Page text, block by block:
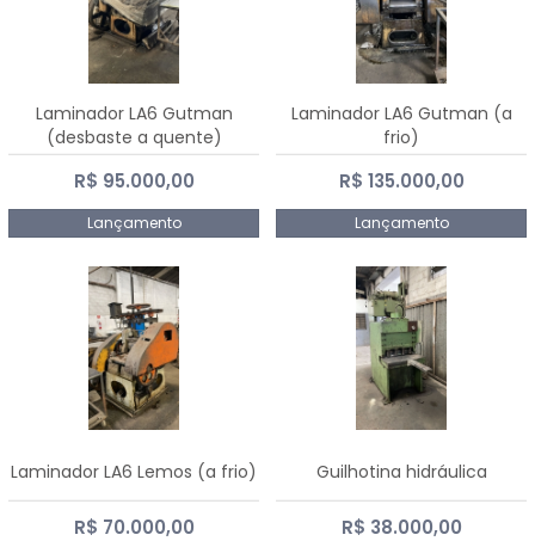
Laminador LA6 Gutman
(desbaste a quente)
R$ 95.000,00
Lançamento
Laminador LA6 Gutman (a
frio)
R$ 135.000,00
Lançamento
Laminador LA6 Lemos (a frio)
R$ 70.000,00
Guilhotina hidráulica
R$ 38.000,00